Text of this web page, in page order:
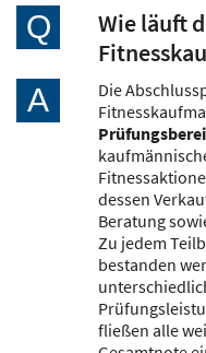
Q
Wie läuft
A
Die
dessen
Beratung
Zu jedem
bestanden
fließen alle